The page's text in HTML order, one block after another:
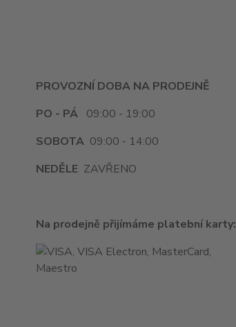
PROVOZNÍ DOBA NA PRODEJNĚ
PO - PÁ 09:00 - 19:00
SOBOTA 09:00 - 14:00
NEDĚLE ZAVŘENO
Na prodejně přijímáme platební karty: